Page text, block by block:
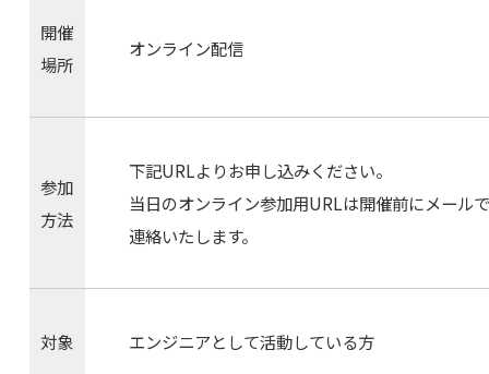
開催
場所
オンライン配信
参加
方法
下記URLよりお申し込みください。
当日のオンライン参加用URLは開催前にメール
連絡いたします。
対象 エンジニアとして活動している方